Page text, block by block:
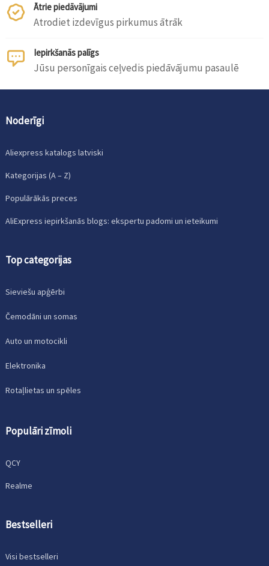
Ātrie piedāvājumi
Atrodiet izdevīgus pirkumus ātrāk
Iepirkšanās palīgs
Jūsu personīgais ceļvedis piedāvājumu pasaulē
Noderīgi
Aliexpress katalogs latviski
Kategorijas (A – Z)
Populārākās preces
AliExpress iepirkšanās blogs: ekspertu padomi un ieteikumi
Top categorijas
Sieviešu apģērbi
Čemodāni un somas
Auto un motocikli
Elektronika
Rotaļlietas un spēles
Populāri zīmoli
QCY
Realme
Bestselleri
Visi bestselleri